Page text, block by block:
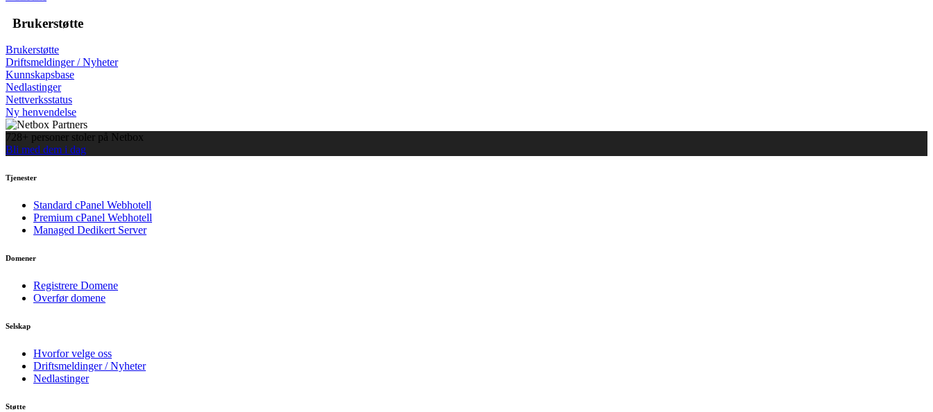
Brukerstøtte
Brukerstøtte
Driftsmeldinger / Nyheter
Kunnskapsbase
Nedlastinger
Nettverksstatus
Ny henvendelse
728+ personer stoler på Netbox
Bli med dem i dag
Tjenester
Standard cPanel Webhotell
Premium cPanel Webhotell
Managed Dedikert Server
Domener
Registrere Domene
Overfør domene
Selskap
Hvorfor velge oss
Driftsmeldinger / Nyheter
Nedlastinger
Støtte